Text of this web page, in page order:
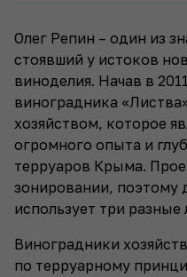
Олег Репин – один из
стоявший у истоков
виноделия. Начав в
виноградника
хозяйством, которое
огромного опыта и
терруаров Крыма.
зонировании, поэтому
использует три разные
Виноградники
по терруарному